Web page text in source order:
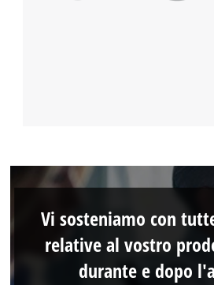
Vi sosteniamo con
relative al vostro
durante e dopo